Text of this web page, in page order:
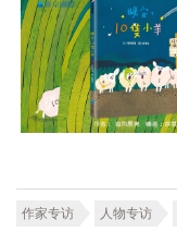
作家专访 人物专访